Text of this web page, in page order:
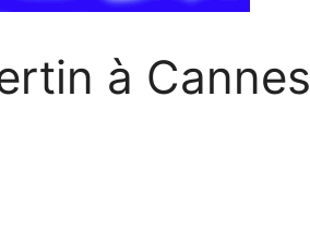
à Cannes